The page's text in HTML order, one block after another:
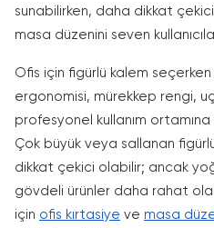
sunabilirken, daha dikkat
masa düzenini seven
Ofis için figürlü kalem seçerken
ergonomisi, mürekkep rengi, uç
profesyonel kullanım
Çok büyük veya sallanan
dikkat çekici olabilir; ancak
gövdeli ürünler daha rahat
için ofis kırtasiye ve masa